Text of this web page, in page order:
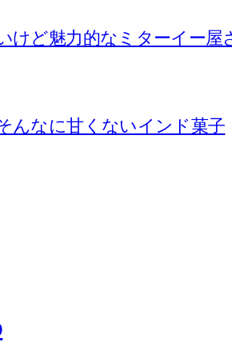
けど魅力的なミターイー屋
んなに甘くないインド菓子